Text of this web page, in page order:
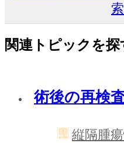
関連トピックを探
術後の再検
縦隔腫